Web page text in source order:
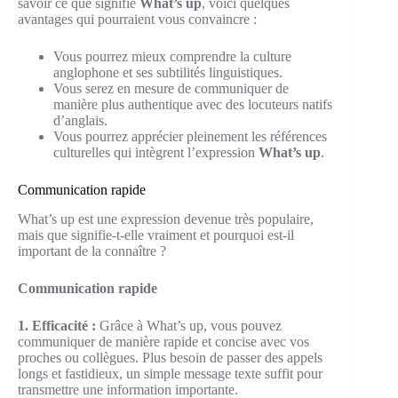
avantages qui pourraient vous convaincre :
Vous pourrez mieux comprendre la culture
anglophone et ses subtilités linguistiques.
Vous serez en mesure de communiquer de
manière plus authentique avec des locuteurs natifs
d’anglais.
Vous pourrez apprécier pleinement les références
culturelles qui intègrent l’expression What’s up.
Communication rapide
What’s up est une expression devenue très populaire,
mais que signifie-t-elle vraiment et pourquoi est-il
important de la connaître ?
Communication rapide
1. Efficacité : Grâce à What’s up, vous pouvez
communiquer de manière rapide et concise avec vos
proches ou collègues. Plus besoin de passer des appels
longs et fastidieux, un simple message texte suffit pour
transmettre une information importante.